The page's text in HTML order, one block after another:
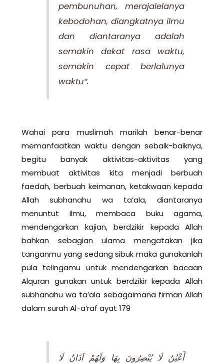
pembunuhan, merajalelanya
kebodohan, diangkatnya ilmu
dan diantaranya adalah
semakin dekat rasa waktu,
semakin cepat berlalunya
waktu”.
Wahai para muslimah marilah benar-benar
memanfaatkan waktu dengan sebaik-baiknya,
begitu banyak aktivitas-aktivitas yang
membuat aktivitas kita menjadi berbuah
faedah, berbuah keimanan, ketakwaan kepada
Allah subhanahu wa ta’ala, diantaranya
menuntut ilmu, membaca buku agama,
mendengarkan kajian, berdzikir kepada Allah
bahkan sebagian ulama mengatakan jika
tanganmu yang sedang sibuk maka gunakanlah
pula telingamu untuk mendengarkan bacaan
Alquran gunakan untuk berdzikir kepada Allah
subhanahu wa ta’ala sebagaimana firman Allah
dalam surah Al-a’raf ayat 179
أَعْيُنٌ لَا يُبْصِرُونَ بِهَا وَلَهُمْ آذَانٌ لَا